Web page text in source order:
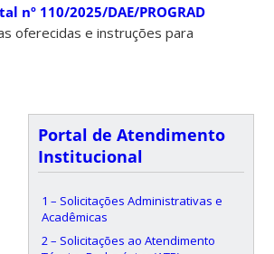
nº 110/2025/DAE/PROGRAD
oferecidas e instruções para
Portal de Atendimento
Institucional
1 – Solicitações Administrativas e
Acadêmicas
2 – Solicitações ao Atendimento